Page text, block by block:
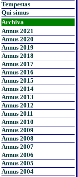
Tempestas
Qui simus
Archiva
Annus 2021
Annus 2020
Annus 2019
Annus 2018
Annus 2017
Annus 2016
Annus 2015
Annus 2014
Annus 2013
Annus 2012
Annus 2011
Annus 2010
Annus 2009
Annus 2008
Annus 2007
Annus 2006
Annus 2005
Annus 2004